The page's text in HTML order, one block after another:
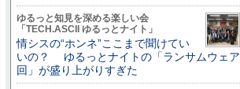
ゆるっと知見を深める楽しい会
「TECH.ASCII ゆるっとナイト」
情シスの“ホンネ”ここまで聞けてい
いの？ ゆるっとナイトの「ランサムウェア
回」が盛り上がりすぎた